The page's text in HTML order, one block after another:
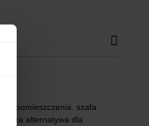
pomieszczenia. szafa
alternatywa dla